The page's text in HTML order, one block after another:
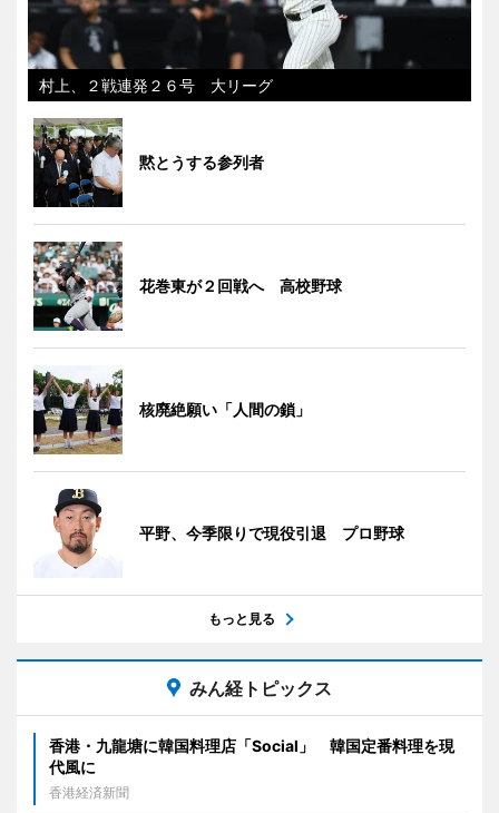
村上、２戦連発２６号 大リーグ
黙とうする参列者
花巻東が２回戦へ 高校野球
核廃絶願い「人間の鎖」
平野、今季限りで現役引退 プロ野球
もっと見る
みん経トピックス
香港・九龍塘に韓国料理店「Social」 韓国定番料理を現
代風に
香港経済新聞